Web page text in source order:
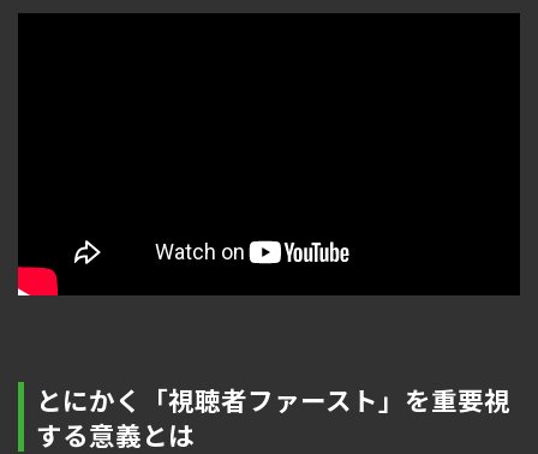
とにかく「視聴者ファースト」を重要視
する意義とは